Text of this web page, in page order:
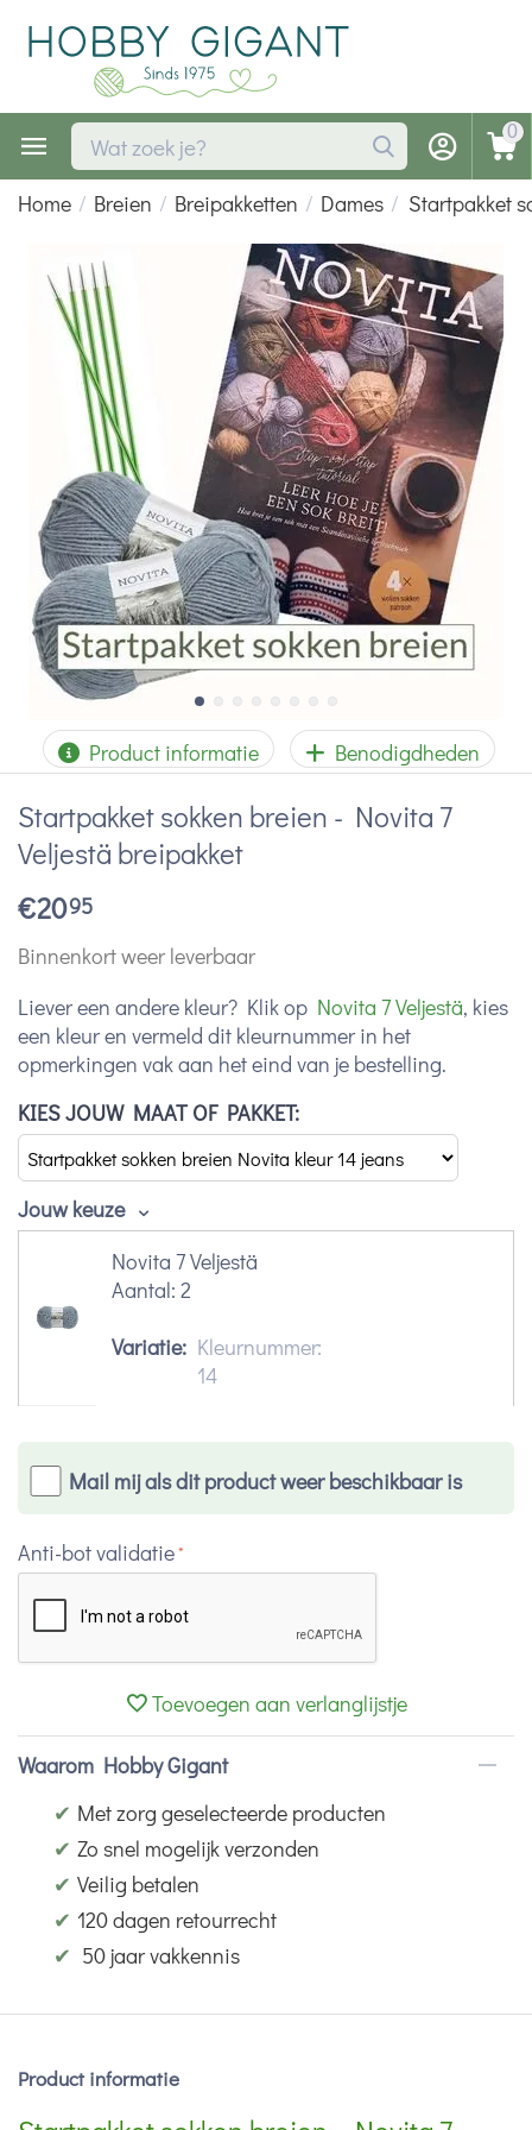
0
Home / Breien / Breipakketten / Dames / Startpakket
Product informatie Benodigdheden
Startpakket sokken breien - Novita 7
Veljestä breipakket
€2095
Binnenkort weer leverbaar
Liever een andere kleur? Klik op Novita 7 Veljestä, kies
een kleur en vermeld dit kleurnummer in het
opmerkingen vak aan het eind van je bestelling.
KIES JOUW MAAT OF PAKKET:
Jouw keuze
Novita 7 Veljestä
Aantal: 2
Variatie: Kleurnummer:
14
Mail mij als dit product weer beschikbaar is
Anti-bot validatie
Toevoegen aan verlanglijstje
Waarom Hobby Gigant
✔ Met zorg geselecteerde producten
✔ Zo snel mogelijk verzonden
✔ Veilig betalen
✔ 120 dagen retourrecht
✔ 50 jaar vakkennis
Product informatie